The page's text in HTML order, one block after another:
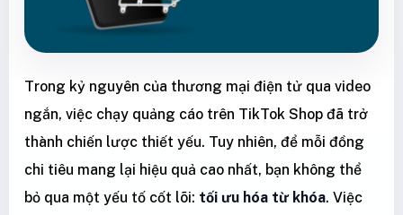
Trong kỷ nguyên của thương mại điện tử qua video
ngắn, việc chạy quảng cáo trên TikTok Shop đã trở
thành chiến lược thiết yếu. Tuy nhiên, để mỗi đồng
chi tiêu mang lại hiệu quả cao nhất, bạn không thể
bỏ qua một yếu tố cốt lõi: tối ưu hóa từ khóa. Việc